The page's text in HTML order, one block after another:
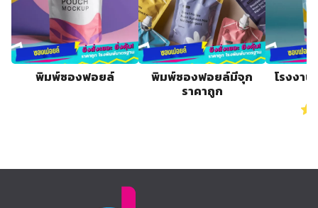
พิมพ์ซองฟอยล์
พิมพ์ซองฟอยล์มีจุก
ราคาถูก
โรงงา